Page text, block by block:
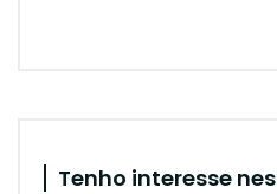
Tenho interesse